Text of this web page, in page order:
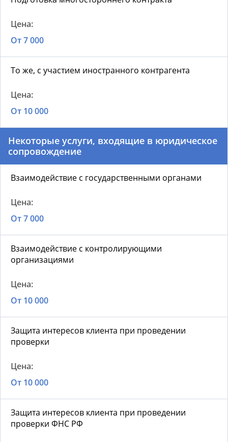
От 7 000
То же, с участием иностранного контрагента
От 10 000
Некоторые услуги, входящие в юридическое
сопровождение
Взаимодействие с государственными органами
От 7 000
Взаимодействие с контролирующими
организациями
От 10 000
Защита интересов клиента при проведении
проверки
От 10 000
Защита интересов клиента при проведении
проверки ФНС РФ